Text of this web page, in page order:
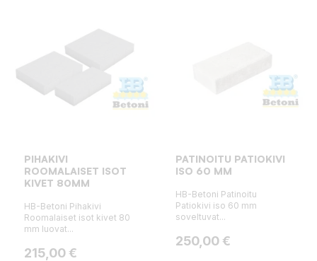
PIHAKIVI
ROOMALAISET ISOT
KIVET 80MM
HB-Betoni Pihakivi
Roomalaiset isot kivet 80
mm luovat...
Hinta
215,00 €
PATINOITU PATIOKIVI
ISO 60 MM
HB-Betoni Patinoitu
Patiokivi iso 60 mm
soveltuvat...
Hinta
250,00 €